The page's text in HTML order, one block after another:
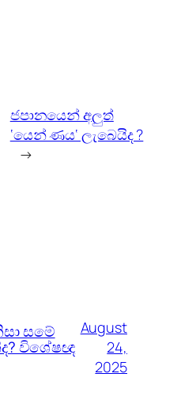
ජපානයෙන් අලුත්
‘යෙන් ණය‘ ලැබෙයිද ?
→
සමේ
විශේෂඥ
August
24,
2025